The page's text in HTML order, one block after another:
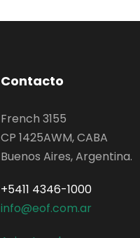
Contacto
French 3155
CP 1425AWM, CABA
Buenos Aires, Argentina.
+5411 4346-1000
info@eof.com.ar